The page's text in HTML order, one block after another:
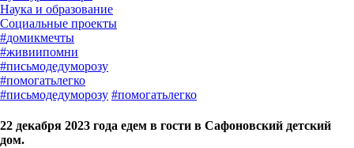
#домикмечты
#живиипомни
#письмодедуморозу
#помогатьлегко
#письмодедуморозу #помогатьлегко
22 декабря 2023 года едем в гости в Сафоновский детский
дом.